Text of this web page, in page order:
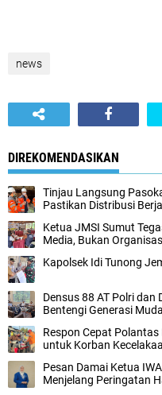
news
DIREKOMENDASIKAN
‎Tinjau Langsung
Pastikan Distribusi
Ketua JMSI Sumut
Media, Bukan
Kapolsek Idi Tunong
Densus 88 AT Polri
Bentengi Generasi
Respon Cepat
untuk Korban
‎Pesan Damai Ketua
Menjelang Peringatan